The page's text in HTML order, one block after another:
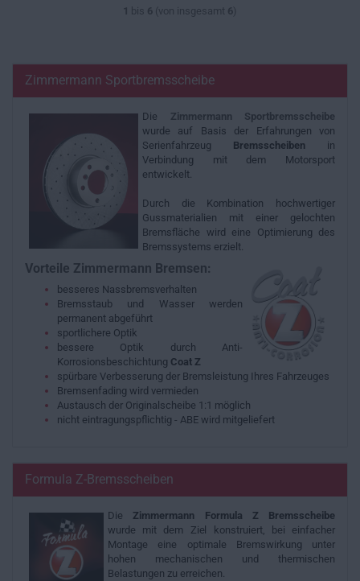
1 bis 6 (von insgesamt 6 )
Zimmermann Sportbremsscheibe
Die Zimmermann Sportbremsscheibe
wurde auf Basis der Erfahrungen von
Serienfahrzeug Bremsscheiben in
Verbindung mit dem Motorsport
entwickelt.
Durch die Kombination hochwertiger
Gussmaterialien mit einer gelochten
Bremsfläche wird eine Optimierung des
Bremssystems erzielt.
Vorteile Zimmermann Bremsen:
besseres Nassbremsverhalten
Bremsstaub und Wasser werden
permanent abgeführt
sportlichere Optik
bessere Optik durch Anti-
Korrosionsbeschichtung Coat Z
spürbare Verbesserung der Bremsleistung Ihres Fahrzeuges
Bremsenfading wird vermieden
Austausch der Originalscheibe 1:1 möglich
nicht eintragungspflichtig - ABE wird mitgeliefert
Formula Z-Bremsscheiben
Die Zimmermann Formula Z Bremsscheibe
wurde mit dem Ziel konstruiert, bei einfacher
Montage eine optimale Bremswirkung unter
hohen mechanischen und thermischen
Belastungen zu erreichen.